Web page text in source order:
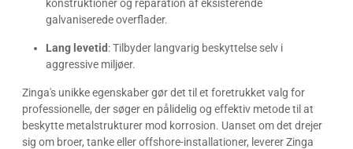
konstruktioner og reparation af eksisterende
galvaniserede overflader.
Lang levetid : Tilbyder langvarig beskyttelse selv i
aggressive miljøer.
Zinga's unikke egenskaber gør det til et foretrukket valg for
professionelle, der søger en pålidelig og effektiv metode til at
beskytte metalstrukturer mod korrosion. Uanset om det drejer
sig om broer, tanke eller offshore-installationer, leverer Zinga